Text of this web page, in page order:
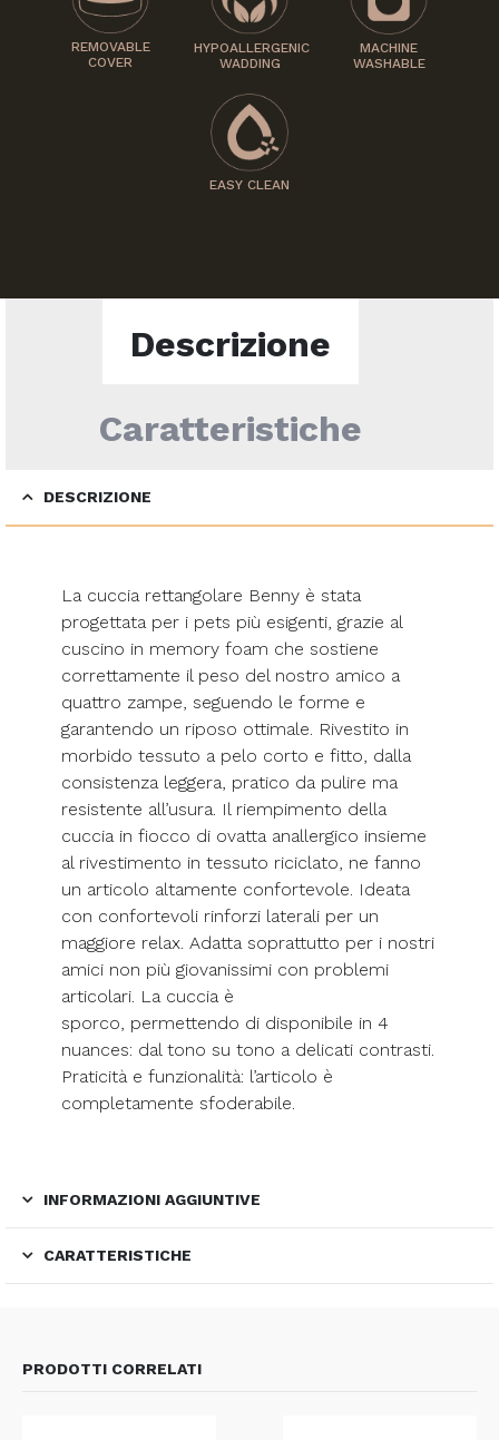
REMOVABLE
COVER
HYPOALLERGENIC
WADDING
MACHINE
WASHABLE
EASY CLEAN
Descrizione
Caratteristiche
DESCRIZIONE
La cuccia rettangolare Benny è stata
progettata per i pets più esigenti, grazie al
cuscino in memory foam che sostiene
correttamente il peso del nostro amico a
quattro zampe, seguendo le forme e
garantendo un riposo ottimale. Rivestito in
morbido tessuto a pelo corto e fitto, dalla
consistenza leggera, pratico da pulire ma
resistente all’usura. Il riempimento della
cuccia in fiocco di ovatta anallergico insieme
al rivestimento in tessuto riciclato, ne fanno
un articolo altamente confortevole. Ideata
con confortevoli rinforzi laterali per un
maggiore relax. Adatta soprattutto per i nostri
amici non più giovanissimi con problemi
articolari. La cuccia è
sporco, permettendo di disponibile in 4
nuances: dal tono su tono a delicati contrasti.
Praticità e funzionalità: l’articolo è
completamente sfoderabile.
INFORMAZIONI AGGIUNTIVE
CARATTERISTICHE
PRODOTTI CORRELATI